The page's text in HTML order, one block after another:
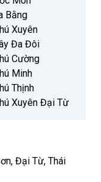
Bằng
Xuyên
Đa Đôi
Cường
Minh
Thịnh
Xuyên Đại Từ
Đại Từ, Thái